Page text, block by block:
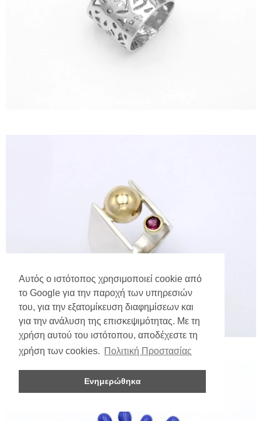
Αυτός ο ιστότοπος χρησιμοποιεί cookie από
το Google για την παροχή των υπηρεσιών
του, για την εξατομίκευση διαφημίσεων και
για την ανάλυση της επισκεψιμότητας. Με τη
χρήση αυτού του ιστότοπου, αποδέχεστε τη
χρήση των cookies. Πολιτική Προστασίας
Ενημερώθηκα